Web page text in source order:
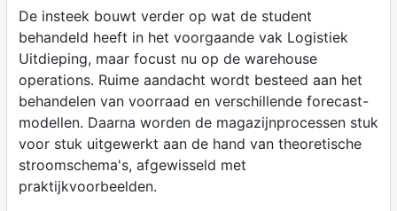
De insteek bouwt verder op wat de student
behandeld heeft in het voorgaande vak Logistiek
Uitdieping, maar focust nu op de warehouse
operations. Ruime aandacht wordt besteed aan het
behandelen van voorraad en verschillende forecast-
modellen. Daarna worden de magazijnprocessen stuk
voor stuk uitgewerkt aan de hand van theoretische
stroomschema's, afgewisseld met
praktijkvoorbeelden.